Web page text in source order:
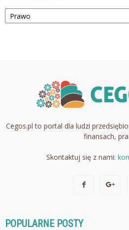
Kategorie
Cegos.pl to portal dla ludzi
finansach,
Skontaktuj się z nami:
POPULARNE POSTY